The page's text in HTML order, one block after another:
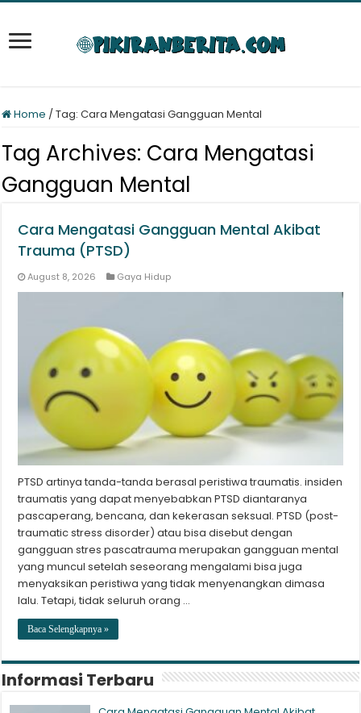
Home /Tag:Cara Mengatasi Gangguan Mental
Tag Archives: Cara Mengatasi
Gangguan Mental
Cara Mengatasi Gangguan Mental Akibat
Trauma (PTSD)
August 8, 2026 Gaya Hidup
PTSD artinya tanda-tanda berasal peristiwa traumatis. insiden
traumatis yang dapat menyebabkan PTSD diantaranya
pascaperang, bencana, dan kekerasan seksual. PTSD (post-
traumatic stress disorder) atau bisa disebut dengan
gangguan stres pascatrauma merupakan gangguan mental
yang muncul setelah seseorang mengalami bisa juga
menyaksikan peristiwa yang tidak menyenangkan dimasa
lalu. Tetapi, tidak seluruh orang …
Baca Selengkapnya »
Informasi Terbaru